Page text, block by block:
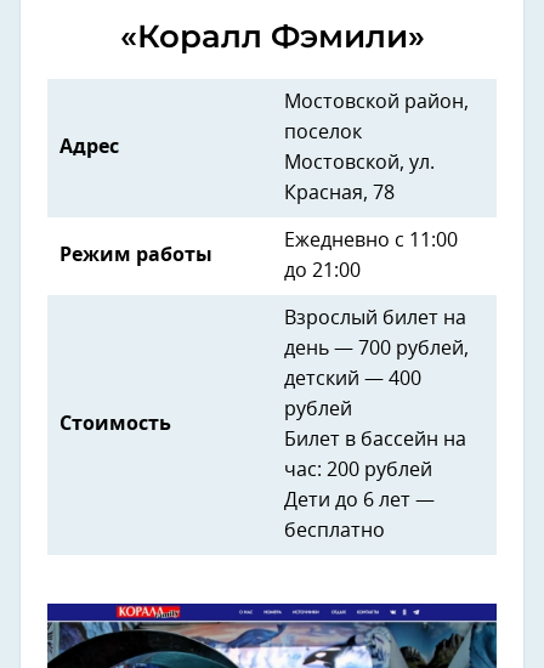
«Коралл Фэмили»
Адрес
Мостовской район,
поселок
Мостовской, ул.
Красная, 78
Режим работы
Ежедневно с 11:00
до 21:00
Стоимость
Взрослый билет на
день — 700 рублей,
детский — 400
рублей
Билет в бассейн на
час: 200 рублей
Дети до 6 лет —
бесплатно